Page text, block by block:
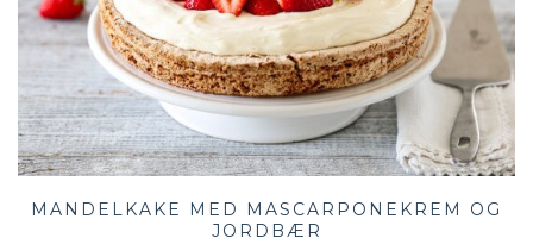
MANDELKAKE MED MASCARPONEKREM OG
JORDBÆR